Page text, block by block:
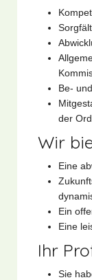
Be-
der
Wir
Eine
Ein
Eine
Ihr
Sie